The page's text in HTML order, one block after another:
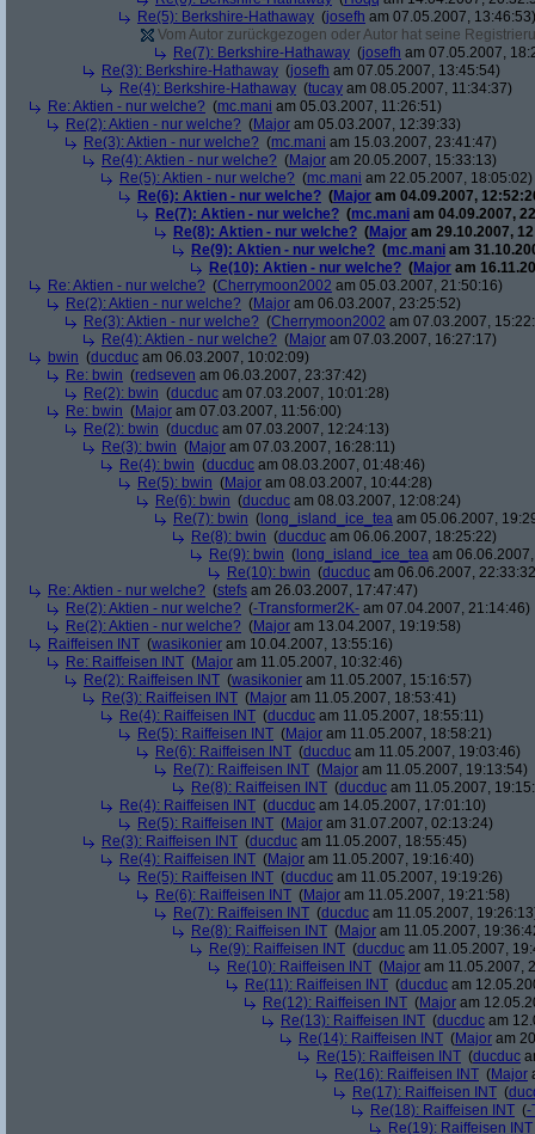
Re(5): Berkshire-Hathaway (josefh am 07.05.2007, 13:46:53)
Vom Autor zurückgezogen oder Autor hat seine
Re(7): Berkshire-Hathaway (josefh am 07.05.2007,
Re(3): Berkshire-Hathaway (josefh am 07.05.2007, 13:45:54)
Re(4): Berkshire-Hathaway (tucay am 08.05.2007, 11:34:37)
Re: Aktien - nur welche? (mc.mani am 05.03.2007, 11:26:51)
Re(2): Aktien - nur welche? (Major am 05.03.2007, 12:39:33)
Re(3): Aktien - nur welche? (mc.mani am 15.03.2007, 23:41:47)
Re(4): Aktien - nur welche? (Major am 20.05.2007, 15:33:13)
Re(5): Aktien - nur welche? (mc.mani am 22.05.2007, 18:05:02)
Re(6): Aktien - nur welche? (Major am 04.09.2007,
Re(7): Aktien - nur welche? (mc.mani am 04.09.2007,
Re(8): Aktien - nur welche? (Major am 29.10.2007,
Re(9): Aktien - nur welche? (mc.mani am
Re(10): Aktien - nur welche? (Major am
Re: Aktien - nur welche? (Cherrymoon2002 am 05.03.2007, 21:50:16)
Re(2): Aktien - nur welche? (Major am 06.03.2007, 23:25:52)
Re(3): Aktien - nur welche? (Cherrymoon2002 am 07.03.2007,
Re(4): Aktien - nur welche? (Major am 07.03.2007, 16:27:17)
bwin (ducduc am 06.03.2007, 10:02:09)
Re: bwin (redseven am 06.03.2007, 23:37:42)
Re(2): bwin (ducduc am 07.03.2007, 10:01:28)
Re: bwin (Major am 07.03.2007, 11:56:00)
Re(2): bwin (ducduc am 07.03.2007, 12:24:13)
Re(3): bwin (Major am 07.03.2007, 16:28:11)
Re(4): bwin (ducduc am 08.03.2007, 01:48:46)
Re(5): bwin (Major am 08.03.2007, 10:44:28)
Re(6): bwin (ducduc am 08.03.2007, 12:08:24)
Re(7): bwin ( long_island_ice_tea am 05.06.2007,
Re(8): bwin (ducduc am 06.06.2007, 18:25:22)
Re(9): bwin ( long_island_ice_tea am
Re(10): bwin (ducduc am 06.06.2007,
Re: Aktien - nur welche? (stefs am 26.03.2007, 17:47:47)
Re(2): Aktien - nur welche? (-Transformer2K- am 07.04.2007, 21:14:46)
Re(2): Aktien - nur welche? (Major am 13.04.2007, 19:19:58)
Raiffeisen INT (wasikonier am 10.04.2007, 13:55:16)
Re: Raiffeisen INT (Major am 11.05.2007, 10:32:46)
Re(2): Raiffeisen INT (wasikonier am 11.05.2007, 15:16:57)
Re(3): Raiffeisen INT (Major am 11.05.2007, 18:53:41)
Re(4): Raiffeisen INT (ducduc am 11.05.2007, 18:55:11)
Re(5): Raiffeisen INT (Major am 11.05.2007, 18:58:21)
Re(6): Raiffeisen INT (ducduc am 11.05.2007, 19:03:46)
Re(7): Raiffeisen INT (Major am 11.05.2007, 19:13:54)
Re(8): Raiffeisen INT (ducduc am 11.05.2007,
Re(4): Raiffeisen INT (ducduc am 14.05.2007, 17:01:10)
Re(5): Raiffeisen INT (Major am 31.07.2007, 02:13:24)
Re(3): Raiffeisen INT (ducduc am 11.05.2007, 18:55:45)
Re(4): Raiffeisen INT (Major am 11.05.2007, 19:16:40)
Re(5): Raiffeisen INT (ducduc am 11.05.2007, 19:19:26)
Re(6): Raiffeisen INT (Major am 11.05.2007, 19:21:58)
Re(7): Raiffeisen INT (ducduc am 11.05.2007,
Re(8): Raiffeisen INT (Major am 11.05.2007,
Re(9): Raiffeisen INT (ducduc am 11.05.2007,
Re(10): Raiffeisen INT (Major am 11.05.2007,
Re(11): Raiffeisen INT (ducduc am
Re(12): Raiffeisen INT (Major am
Re(13): Raiffeisen INT (ducduc am
Re(14): Raiffeisen INT (Major am
Re(15): Raiffeisen INT (ducduc
Re(16): Raiffeisen INT (Major
Re(17): Raiffeisen INT (
Re(18): Raiffeisen INT (-
Re(19): Raiffeisen INT